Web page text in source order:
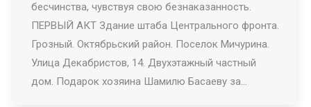
бесчинства, чувствуя свою безнаказанность.
ПЕРВЫЙ АКТ Здание штаба Центрального фронта.
Грозный. Октябрьский район. Поселок Мичурина.
Улица Декабристов, 14. Двухэтажный частный
дом. Подарок хозяина Шамилю Басаеву за…